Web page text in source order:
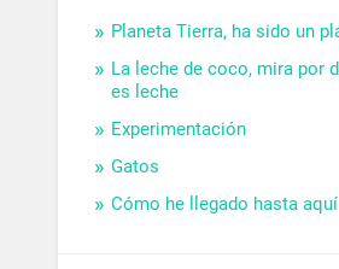
Planeta Tierra, ha sido un
La leche de coco, mira por
es leche
Experimentación
Gatos
Cómo he llegado hasta aquí